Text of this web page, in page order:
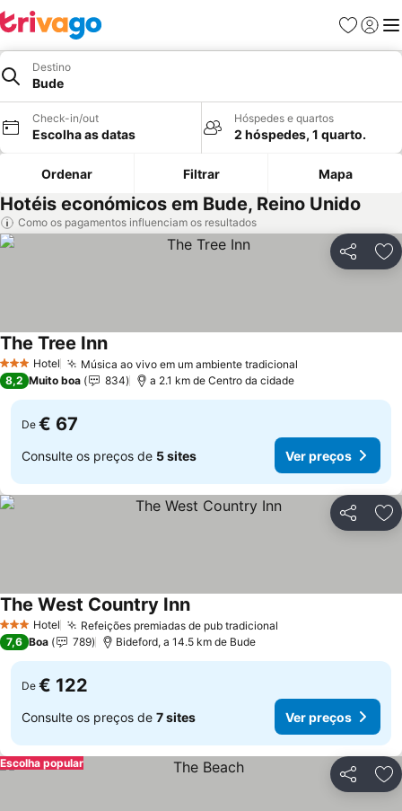
Favoritos
Iniciar
Destino
Bude
Check-in/out
Escolha as datas
Hóspedes e quartos
2 hóspedes, 1 quarto.
Ordenar Filtrar Mapa
Hotéis económicos em Bude, Reino Unido
Como os pagamentos influenciam os resultados
Partilhar
3 EstrelasHotel Música ao vivo em um ambiente tradicional
The Tree Inn
8,2 Muito boa 834 a 2.1 km de Centro da cidade
De € 67
Consulte os preços de 5 sites Ver preços
Partilhar
3 EstrelasHotel Refeições premiadas de pub tradicional
The West Country Inn
7,6 Boa 789 Bideford, a 14.5 km de Bude
De € 122
Consulte os preços de 7 sites Ver preços
Partilhar
Escolha popular